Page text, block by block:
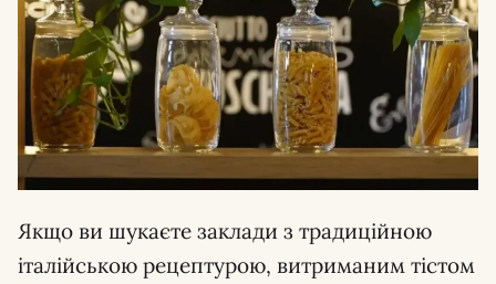
Якщо ви шукаєте заклади з традиційною
італійською рецептурою, витриманим тістом